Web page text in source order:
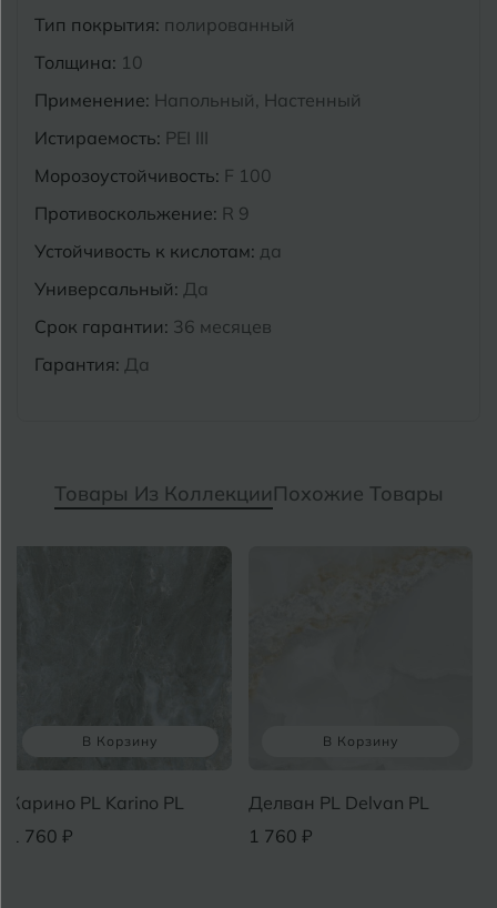
Тип покрытия: полированный
Толщина: 10
Применение: Напольный, Настенный
Истираемость: PEI III
Морозоустойчивость: F 100
Противоскольжение: R 9
Устойчивость к кислотам: да
Универсальный: Да
Срок гарантии: 36 месяцев
Гарантия: Да
Товары Из КоллекцииПохожие Товары
В Корзину
Karino PL
В Корзину
Делван PL Delvan PL
Мурано